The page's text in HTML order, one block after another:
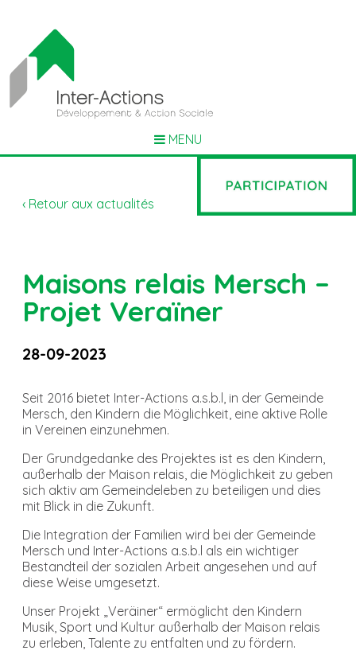
MENU
‹ Retour aux actualités
Maisons relais Mersch –
Projet Veraïner
28-09-2023
Seit 2016 bietet Inter-Actions a.s.b.l, in der Gemeinde
Mersch, den Kindern die Möglichkeit, eine aktive Rolle
in Vereinen einzunehmen.
Der Grundgedanke des Projektes ist es den Kindern,
außerhalb der Maison relais, die Möglichkeit zu geben
sich aktiv am Gemeindeleben zu beteiligen und dies
mit Blick in die Zukunft.
Die Integration der Familien wird bei der Gemeinde
Mersch und Inter-Actions a.s.b.l als ein wichtiger
Bestandteil der sozialen Arbeit angesehen und auf
diese Weise umgesetzt.
Unser Projekt „Veräiner“ ermöglicht den Kindern
Musik, Sport und Kultur außerhalb der Maison relais
zu erleben, Talente zu entfalten und zu fördern.